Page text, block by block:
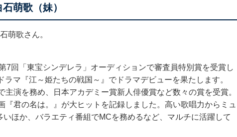
萌歌（妹）
萌歌さん。
7回「東宝シンデレラ」オーディションで審査員特別賞を受賞し
マ『江～姫たちの戦国～』でドラマデビューを果たします。
演を務め、日本アカデミー賞新人俳優賞など数々の賞を受賞。
『君の名は。』が大ヒットを記録しました。高い歌唱力からミュ
ほか、バラエティ番組でMCを務めるなど、マルチに活躍して